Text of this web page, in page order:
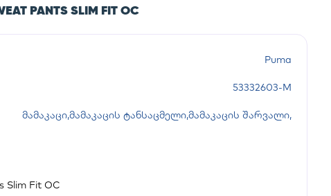
PANTS SLIM FIT OC
Puma
53332603-M
მამაკაცი,მამაკაცის ტანსაცმელი,მამაკაცის შარვალი,
Slim Fit OC